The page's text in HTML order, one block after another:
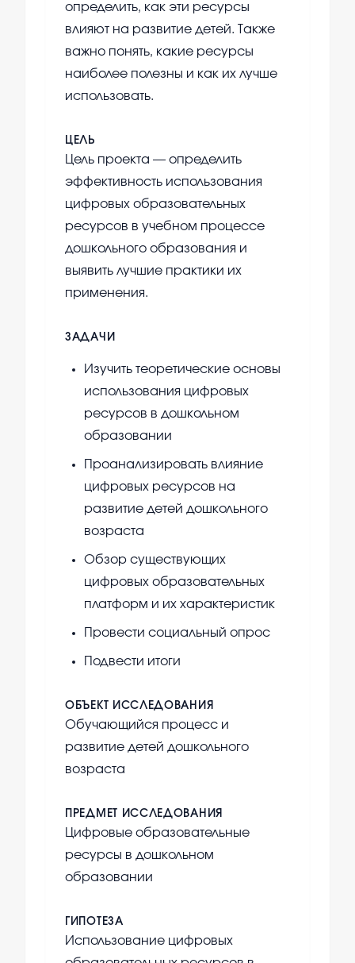
определить, как эти ресурсы
влияют на развитие детей. Также
важно понять, какие ресурсы
наиболее полезны и как их лучше
использовать.
ЦЕЛЬ
Цель проекта — определить
эффективность использования
цифровых образовательных
ресурсов в учебном процессе
дошкольного образования и
выявить лучшие практики их
применения.
ЗАДАЧИ
Изучить теоретические основы
использования цифровых
ресурсов в дошкольном
образовании
Проанализировать влияние
цифровых ресурсов на
развитие детей дошкольного
возраста
Обзор существующих
цифровых образовательных
платформ и их характеристик
Провести социальный опрос
Подвести итоги
ОБЪЕКТ ИССЛЕДОВАНИЯ
Обучающийся процесс и
развитие детей дошкольного
возраста
ПРЕДМЕТ ИССЛЕДОВАНИЯ
Цифровые образовательные
ресурсы в дошкольном
образовании
ГИПОТЕЗА
Использование цифровых